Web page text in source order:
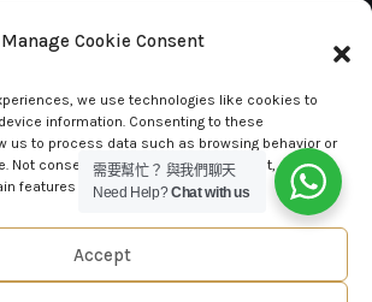
Manage Cookie Consent
we use technologies like cookies to
information. Consenting to these
us to process data such as browsing behavior or
Not consenting or withdrawing consent, may
features and functions.
Accept
– Digital Marketing
絡 ，E-mail 行銷，聯盟行銷。
需要幫忙？ 與我們聊天
Need Help?Chat with us